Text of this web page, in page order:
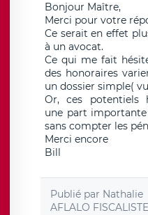
Bonjour Maître,
Merci pour votre
Ce serait en effet
à un avocat.
Ce qui me fait
des honoraires
un dossier simple(
Or, ces potentiels
une part
sans compter les
Merci encore
Bill
Publié par Nathalie
AFLALO FISCALISTE